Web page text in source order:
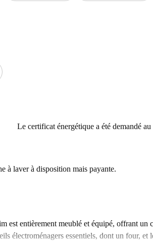
Le certificat énergétique a été demandé
à laver à disposition mais payante.
est entièrement meublé et équipé, offrant un
électroménagers essentiels, dont un four, et